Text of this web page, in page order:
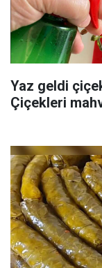
Yaz geldi
Çiçekleri